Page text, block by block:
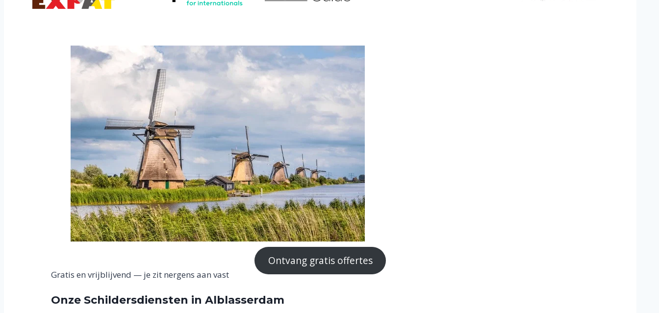
Ontvang gratis offertes
Gratis en vrijblijvend — je zit nergens aan vast
Onze Schildersdiensten in Alblasserdam